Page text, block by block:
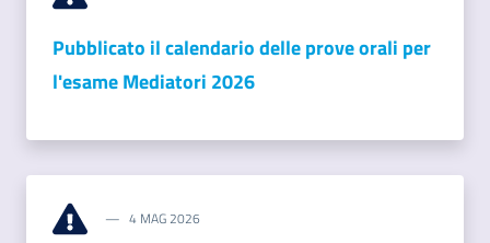
Newsle
Stampa
Pubblicato il calendario delle prove orali per
l'esame Mediatori 2026
4 MAG 2026